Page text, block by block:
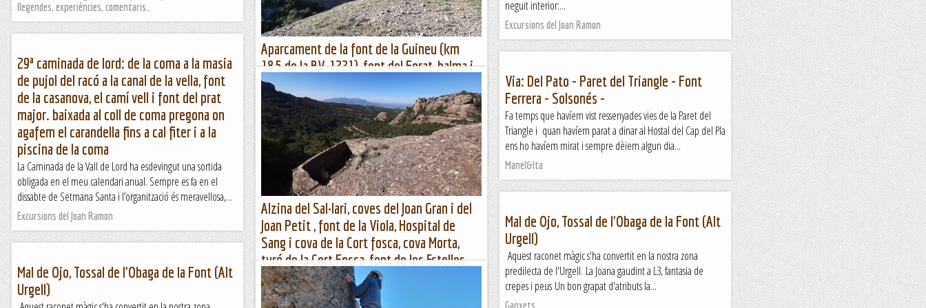
llegendes, experiències, comentaris…
neguit interior:...
Excursions del Joan Ramon
Aparcament de la font de la Guineu (km
18,5 de la BV-1221), font del Forat, balma i
Roques de la Coca, el Montcau, Coll d'Eres i
font de la Guineu
Aparcament de la font de la Guineu, font del Forat, roques
de la Coca, Montcau, Coll d'Eres i font de la...
Muntanya
29ª caminada de lord: de la coma a la masia
de pujol del racó a la canal de la vella, font
de la casanova, el camí vell i font del prat
major. baixada al coll de coma pregona on
agafem el carandella fins a cal fiter i a la
piscina de la coma
La Caminada de la Vall de Lord ha esdevingut una sortida
obligada en el meu calendari anual. Sempre es fa en el
dissabte de Setmana Santa i l’organització és meravellosa,...
Excursions del Joan Ramon
Via: Del Pato - Paret del Triangle - Font
Ferrera - Solsonés -
Fa temps que havíem vist ressenyades vies de la Paret del
Triangle i quan havíem parat a dinar al Hostal del Cap del Pla
ens ho havíem mirat i sempre dèiem algun dia...
Manel&Ita
Alzina del Sal·lari, coves del Joan Gran i del
Joan Petit , font de la Viola, Hospital de
Sang i cova de la Cort fosca, cova Morta,
turó de la Cort Fosca, font de les Estelles,
balma-cova del Racó Gran de Matarrodona,
cova del Santuari Luni-Solar i turó d
Mal de Ojo, Tossal de l'Obaga de la Font (Alt
Urgell)
Aquest raconet màgic s'ha convertit en la nostra zona
predilecta de l'Urgell. La Joana gaudint a L3, fantasia de
crepes i peus Un bon grapat d'atributs la...
Ganxets
Mal de Ojo, Tossal de l'Obaga de la Font (Alt
Urgell)